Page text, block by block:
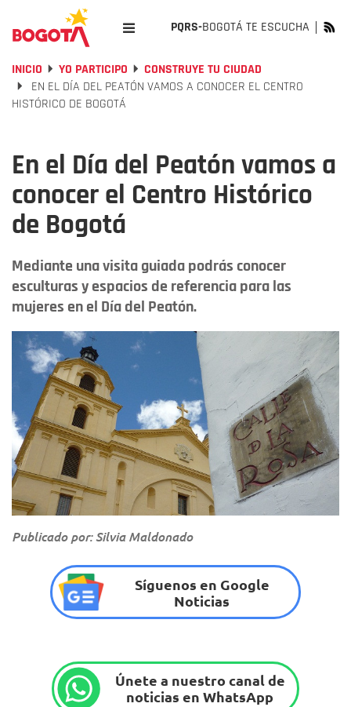
PQRS-BOGOTÁ TE ESCUCHA
INICIO YO PARTICIPO
CONSTRUYE TU CIUDAD
EN EL DÍA DEL PEATÓN VAMOS A CONOCER EL CENTRO
HISTÓRICO DE BOGOTÁ
En el Día del Peatón vamos a
conocer el Centro Histórico
de Bogotá
Mediante una visita guiada podrás conocer
esculturas y espacios de referencia para las
mujeres en el Día del Peatón.
Publicado por: Silvia Maldonado
Síguenos en Google
Noticias
Únete a nuestro canal de
noticias en WhatsApp